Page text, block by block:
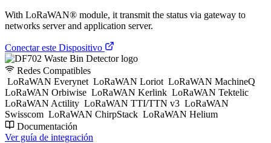
With LoRaWAN® module, it transmit the status via gateway to
networks server and application server.
Conectar este Dispositivo
Redes Compatibles
LoRaWAN Everynet LoRaWAN Loriot LoRaWAN MachineQ
LoRaWAN Orbiwise LoRaWAN Kerlink LoRaWAN Tektelic
LoRaWAN Actility LoRaWAN TTI/TTN v3 LoRaWAN
Swisscom LoRaWAN ChirpStack LoRaWAN Helium
Documentación
Ver guía de integración